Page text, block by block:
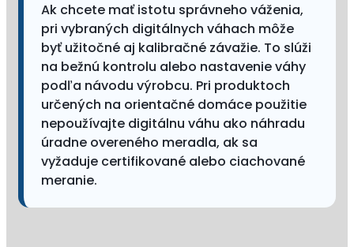
Ak chcete mať istotu správneho váženia,
pri vybraných digitálnych váhach môže
byť užitočné aj kalibračné závažie. To slúži
na bežnú kontrolu alebo nastavenie váhy
podľa návodu výrobcu. Pri produktoch
určených na orientačné domáce použitie
nepoužívajte digitálnu váhu ako náhradu
úradne overeného meradla, ak sa
vyžaduje certifikované alebo ciachované
meranie.